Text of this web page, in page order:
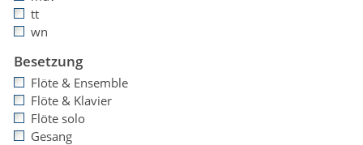
tt
wn
Besetzung
Flöte & Ensemble
Flöte & Klavier
Flöte solo
Gesang